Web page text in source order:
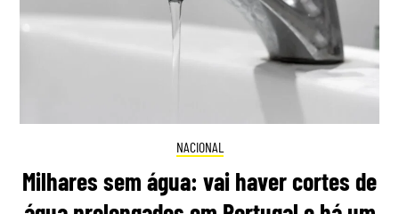
NACIONAL
Milhares sem água: vai haver cortes de